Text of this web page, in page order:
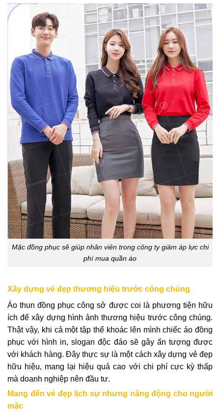
Mặc đồng phục sẽ giúp nhân viên trong công ty giảm áp lực chi
phí mua quần áo
Xây dựng vẻ đẹp thương hiệu trước công chúng
Áo thun đồng phục công sở được coi là phương tiện hữu
ích để xây dựng hình ảnh thương hiệu trước công chúng.
Thật vậy, khi cả một tập thể khoác lên mình chiếcáo đồng
phục với hình in, slogan độc đáo sẽ gây ấn tượng được
với khách hàng. Đây thực sự là một cách xây dựng vẻ đẹp
hữu hiệu, mang lại hiệu quả cao với chi phí cực kỳ thấp
mà doanh nghiệp nên đầu tư.
Mang đến vẻ đẹp lịch sự nhưng năng động cho người
mặc